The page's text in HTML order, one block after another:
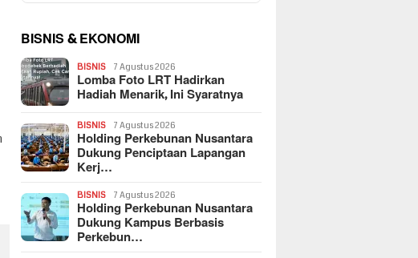
BISNIS & EKONOMI
BISNIS 7 Agustus 2026
Lomba Foto LRT Hadirkan
Hadiah Menarik, Ini Syaratnya
BISNIS 7 Agustus 2026
Holding Perkebunan Nusantara
Dukung Penciptaan Lapangan
Kerj…
BISNIS 7 Agustus 2026
Holding Perkebunan Nusantara
Dukung Kampus Berbasis
Perkebun…